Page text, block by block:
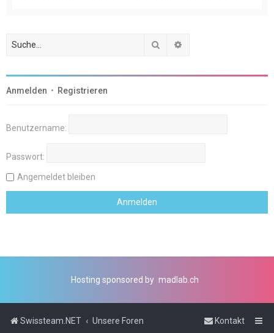
Suche
Anmelden • Registrieren
Benutzername:
Passwort:
Angemeldet bleiben
Hosting sponsored by madlab.ch
Swissteam.NET Unsere Foren Kontakt